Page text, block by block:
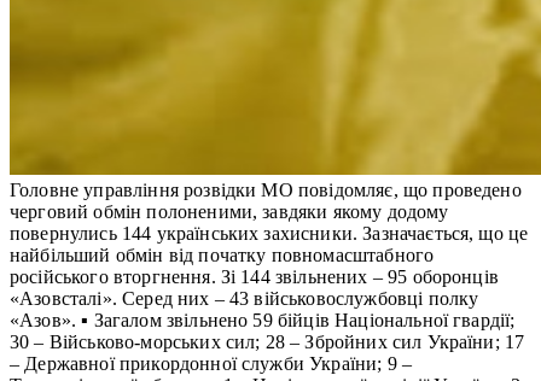
Головне управління розвідки МО повідомляє, що проведено
черговий обмін полоненими, завдяки якому додому
повернулись 144 українських захисники. Зазначається, що це
найбільший обмін від початку повномасштабного
російського вторгнення. Зі 144 звільнених – 95 оборонців
«Азовсталі». Серед них – 43 військовослужбовці полку
«Азов». ▪ Загалом звільнено 59 бійців Національної гвардії;
30 – Військово-морських сил; 28 – Збройних сил України; 17
– Державної прикордонної служби України; 9 –